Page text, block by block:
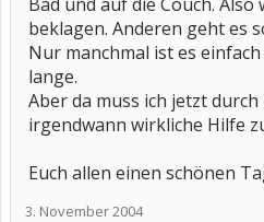
beklagen. Anderen geht es
Nur manchmal ist es
lange.
Aber da muss ich jetzt
irgendwann wirkliche Hilfe
Euch allen einen schönen
3. November 2004